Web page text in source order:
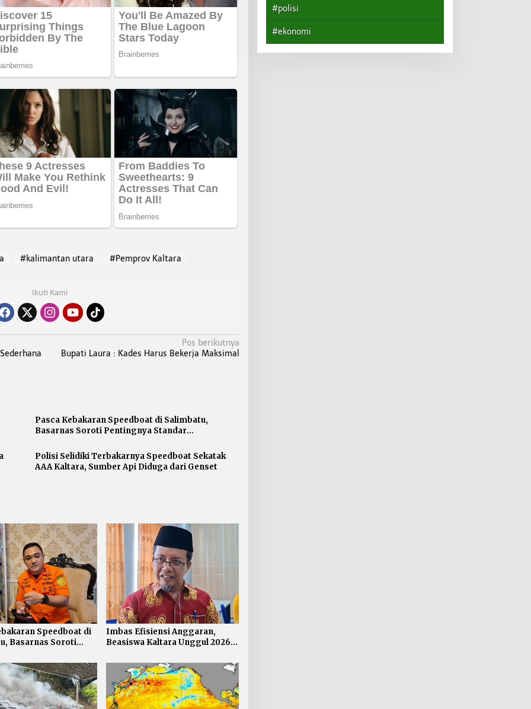
#kalimantan utara #Pemprov Kaltara
Ikuti Kami
Pos berikutnya
Bupati Laura : Kades Harus Bekerja Maksimal
Pasca Kebakaran Speedboat di Salimbatu,
Basarnas Soroti Pentingnya Standar
Polisi Selidiki Terbakarnya Speedboat Sekatak
AAA Kaltara, Sumber Api Diduga dari Genset
Speedboat di
Basarnas Soroti
Imbas Efisiensi Anggaran,
Beasiswa Kaltara Unggul 2026
#polisi
#ekonomi